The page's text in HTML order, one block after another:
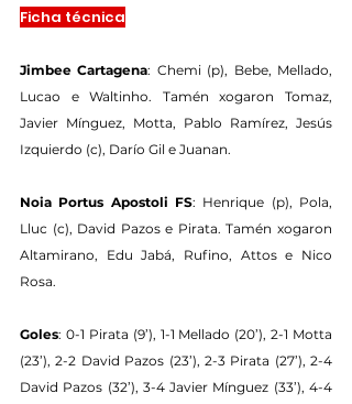
Ficha técnica
Jimbee Cartagena: Chemi (p), Bebe, Mellado,
Lucao e Waltinho. Tamén xogaron Tomaz,
Javier Mínguez, Motta, Pablo Ramírez, Jesús
Izquierdo (c), Darío Gil e Juanan.
Noia Portus Apostoli FS: Henrique (p), Pola,
Lluc (c), David Pazos e Pirata. Tamén xogaron
Altamirano, Edu Jabá, Rufino, Attos e Nico
Rosa.
Goles: 0-1 Pirata (9’), 1-1 Mellado (20’), 2-1 Motta
(23’), 2-2 David Pazos (23’), 2-3 Pirata (27’), 2-4
David Pazos (32’), 3-4 Javier Mínguez (33’), 4-4